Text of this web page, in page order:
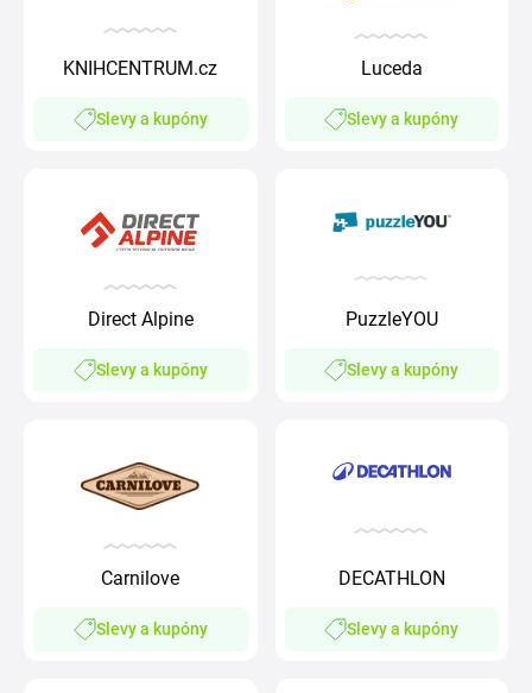
KNIHCENTRUM.cz
Slevy a kupóny
Luceda
Slevy a kupóny
Direct Alpine
Slevy a kupóny
PuzzleYOU
Slevy a kupóny
Carnilove
Slevy a kupóny
DECATHLON
Slevy a kupóny